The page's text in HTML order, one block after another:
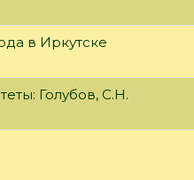
в Иркутске
Голубов, С.Н.